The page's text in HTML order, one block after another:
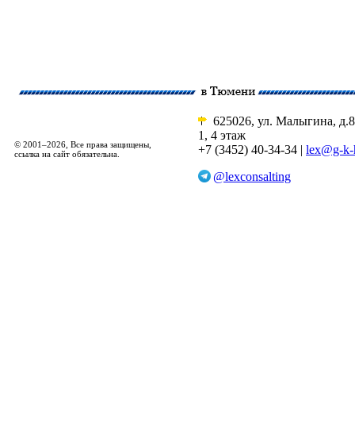
© 2001–2026, Все права защищены,
ссылка на сайт обязательна.
625026, ул. Малыгина,
1, 4 этаж
+7 (3452) 40-34-34 | lex@g-
@lexconsalting